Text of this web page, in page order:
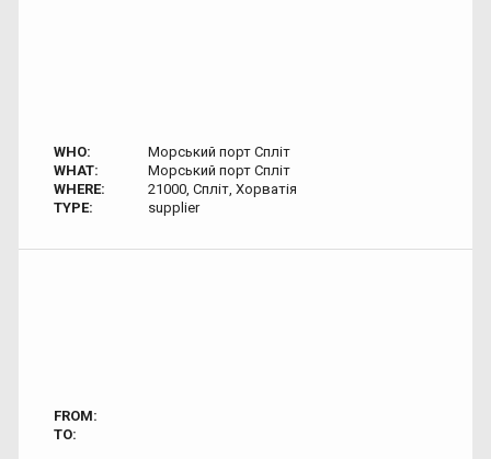
WHO:
Морський порт Спліт
WHAT:
Морський порт Спліт
WHERE:
21000, Спліт, Хорватія
TYPE:
supplier
FROM:
TO: